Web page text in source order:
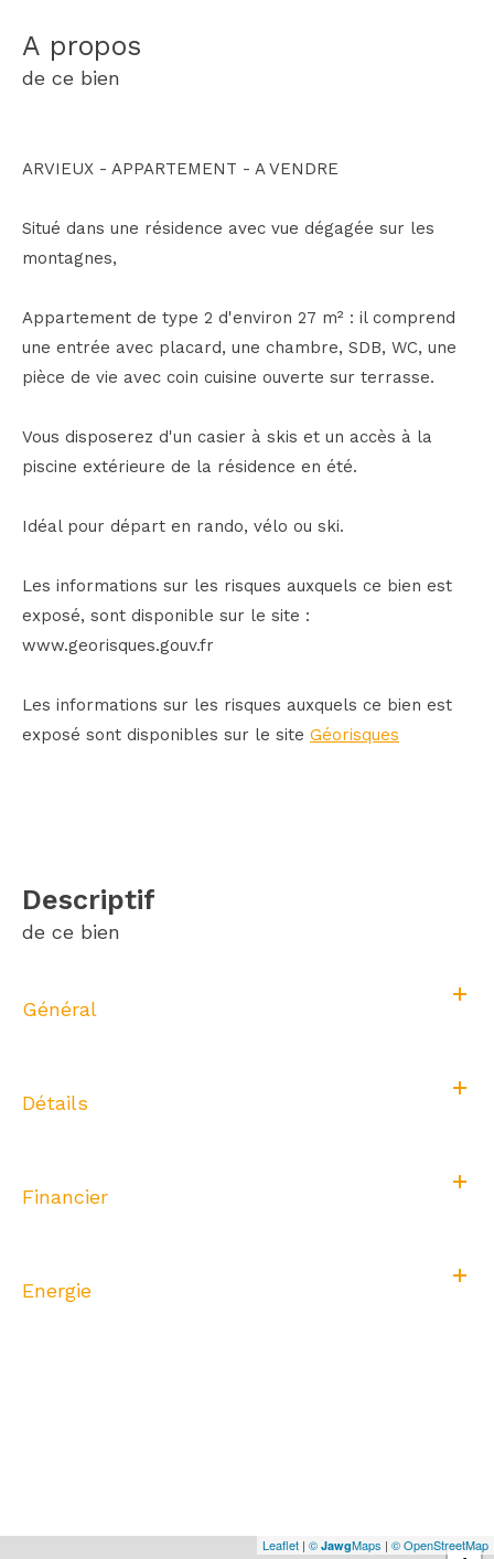
a propos
de ce bien
ARVIEUX - APPARTEMENT - A VENDRE
Situé dans une résidence avec vue dégagée sur les
montagnes,
Appartement de type 2 d'environ 27 m² : il comprend
une entrée avec placard, une chambre, SDB, WC, une
pièce de vie avec coin cuisine ouverte sur terrasse.
Vous disposerez d'un casier à skis et un accès à la
piscine extérieure de la résidence en été.
Idéal pour départ en rando, vélo ou ski.
Les informations sur les risques auxquels ce bien est
exposé, sont disponible sur le site :
www.georisques.gouv.fr
Les informations sur les risques auxquels ce bien est
exposé sont disponibles sur le site Géorisques
descriptif
de ce bien
Général
Détails
Financier
Energie
Leaflet | © JawgMaps | © OpenStreetMap